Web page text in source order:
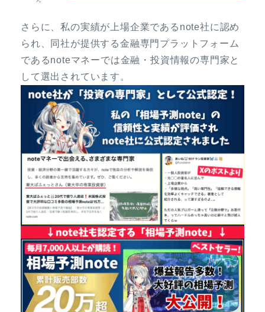
さらに、私の実績が上場企業であるnote社に認め
られ、同社が提供する金融専門プラットフォーム
であるnoteマネーでは金融・投資情報の専門家と
して選出されています。